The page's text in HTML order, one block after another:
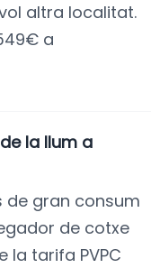
altra localitat.
a
la llum a
de gran consum
de cotxe
la tarifa PVPC